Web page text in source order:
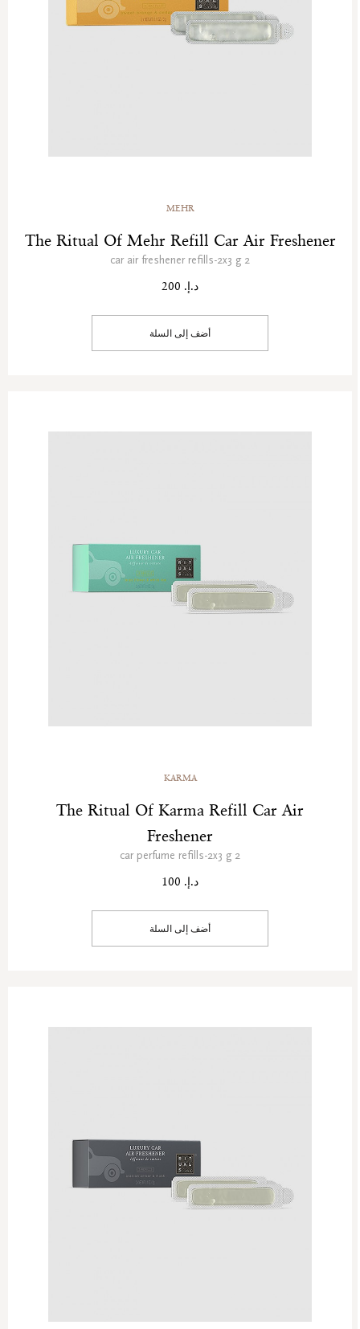
MEHR
The Ritual Of Mehr Refill Car Air Freshener
2 car air freshener refills-2x3 g
د.إ. 200
أضف إلى السلة
KARMA
The Ritual Of Karma Refill Car Air
Freshener
2 car perfume refills-2x3 g
د.إ. 100
أضف إلى السلة